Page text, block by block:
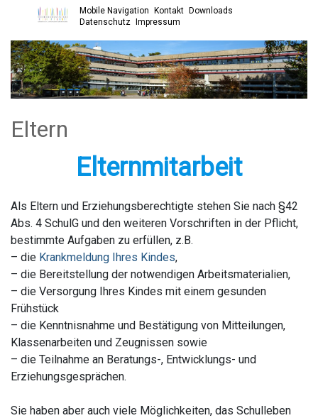
Open main menu
Mobile Navigation Kontakt Downloads
Datenschutz Impressum
Eltern
Elternmitarbeit
Als Eltern und Erziehungsberechtigte stehen Sie nach §42
Abs. 4 SchulG und den weiteren Vorschriften in der Pflicht,
bestimmte Aufgaben zu erfüllen, z.B.
– die Krankmeldung Ihres Kindes,
– die Bereitstellung der notwendigen Arbeitsmaterialien,
– die Versorgung Ihres Kindes mit einem gesunden
Frühstück
– die Kenntnisnahme und Bestätigung von Mitteilungen,
Klassenarbeiten und Zeugnissen sowie
– die Teilnahme an Beratungs-, Entwicklungs- und
Erziehungsgesprächen.
Sie haben aber auch viele Möglichkeiten, das Schulleben